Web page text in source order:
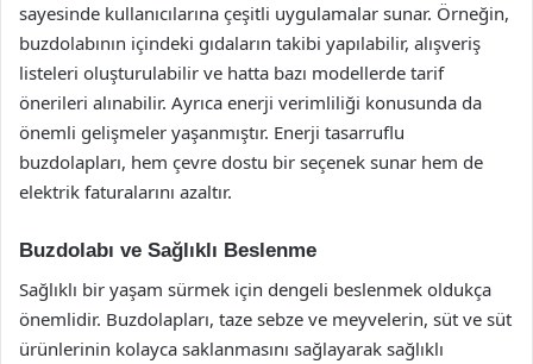
sayesinde kullanıcılarına çeşitli uygulamalar sunar. Örneğin,
buzdolabının içindeki gıdaların takibi yapılabilir, alışveriş
listeleri oluşturulabilir ve hatta bazı modellerde tarif
önerileri alınabilir. Ayrıca enerji verimliliği konusunda da
önemli gelişmeler yaşanmıştır. Enerji tasarruflu
buzdolapları, hem çevre dostu bir seçenek sunar hem de
elektrik faturalarını azaltır.
Buzdolabı ve Sağlıklı Beslenme
Sağlıklı bir yaşam sürmek için dengeli beslenmek oldukça
önemlidir. Buzdolapları, taze sebze ve meyvelerin, süt ve süt
ürünlerinin kolayca saklanmasını sağlayarak sağlıklı